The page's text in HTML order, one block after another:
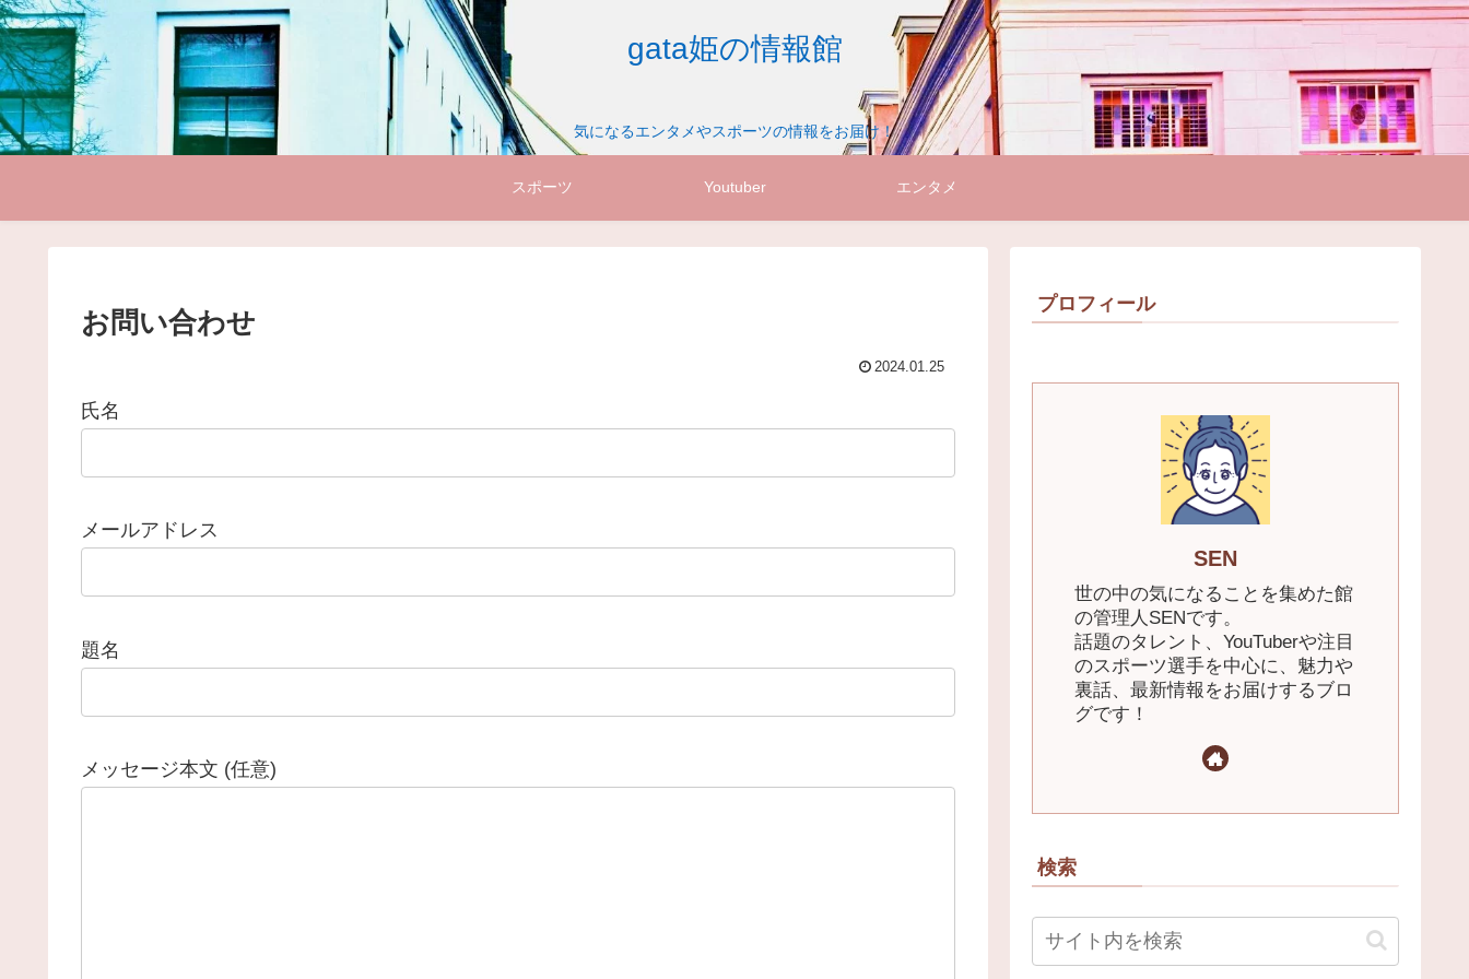
gata姫の情報館
気になるエンタメやスポーツの情報をお届け！
スポーツ Youtuber エンタメ
お問い合わせ
2024.01.25
氏名
メールアドレス
題名
メッセージ本文 (任意)
プロフィール
SEN
世の中の気になることを集めた館
の管理人SENです。
話題のタレント、YouTuberや注目
のスポーツ選手を中心に、魅力や
裏話、最新情報をお届けするブロ
グです！
検索